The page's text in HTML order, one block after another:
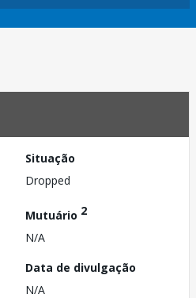
Situação
Dropped
Mutuário 2
N/A
Data de divulgação
N/A